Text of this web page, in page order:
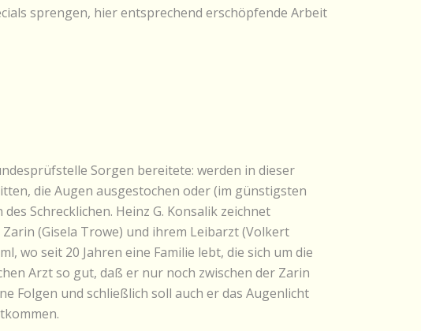
sprengen, hier entsprechend erschöpfende Arbeit
Sorgen bereitete: werden in dieser
die Augen ausgestochen oder (im günstigsten
Schrecklichen. Heinz G. Konsalik zeichnet
(Gisela Trowe) und ihrem Leibarzt (Volkert
wo seit 20 Jahren eine Familie lebt, die sich um die
Arzt so gut, daß er nur noch zwischen der Zarin
Folgen und schließlich soll auch er das Augenlicht